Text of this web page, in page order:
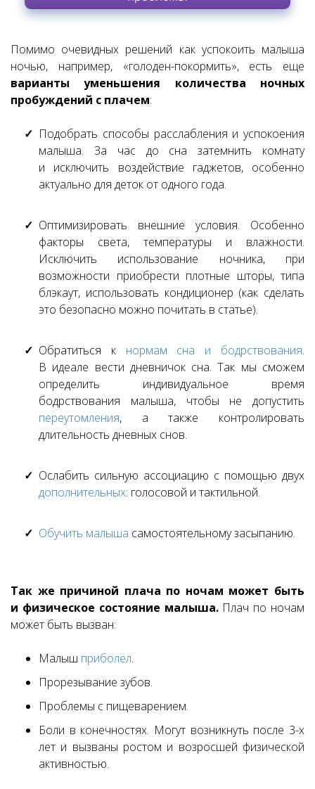
Помимо очевидных решений как успокоить малыша
ночью, например, «голоден-покормить», есть еще
варианты уменьшения количества ночных
пробуждений с плачем:
Подобрать способы расслабления и успокоения
малыша. За час до сна затемнить комнату
и исключить воздействие гаджетов, особенно
актуально для деток от одного года.
Оптимизировать внешние условия. Особенно
факторы света, температуры и влажности.
Исключить использование ночника, при
возможности приобрести плотные шторы, типа
блэкаут, использовать кондиционер (как сделать
это безопасно можно почитать в статье).
Обратиться к нормам сна и бодрствования.
В идеале вести дневничок сна. Так мы сможем
определить индивидуальное время
бодрствования малыша, чтобы не допустить
переутомления, а также контролировать
длительность дневных снов.
Ослабить сильную ассоциацию с помощью двух
дополнительных: голосовой и тактильной.
Обучить малыша самостоятельному засыпанию.
Так же причиной плача по ночам может быть
и физическое состояние малыша.Плач по ночам
может быть вызван:
Малыш приболел.
Прорезывание зубов.
Проблемы с пищеварением.
Боли в конечностях. Могут возникнуть после 3-х
лет и вызваны ростом и возросшей физической
активностью.